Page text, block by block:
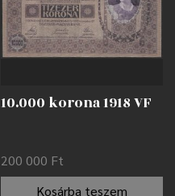
10.000 korona 1918 VF
200 000 Ft
Kosárba teszem